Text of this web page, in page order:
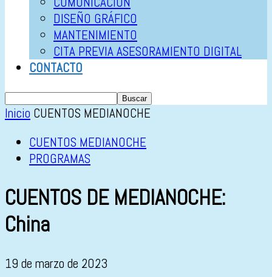
DISEÑO GRÁFICO
MANTENIMIENTO
CITA PREVIA ASESORAMIENTO DIGITAL
CONTACTO
Inicio CUENTOS MEDIANOCHE
CUENTOS MEDIANOCHE
PROGRAMAS
CUENTOS DE MEDIANOCHE:
China
19 de marzo de 2023